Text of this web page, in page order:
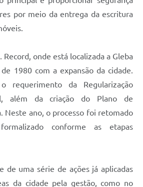
por meio da entrega da escritura
onde está localizada a Gleba
1980 com a expansão da cidade.
requerimento da Regularização
além da criação do Plano de
Neste ano, o processo foi retomado
conforme as etapas
de uma série de ações já aplicadas
da cidade pela gestão, como no